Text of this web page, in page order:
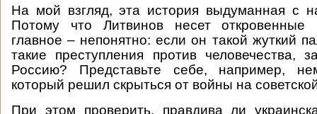
На мой взгляд, эта история выдуманная с
Потому что Литвинов несет
главное – непонятно: если он такой жуткий
такие преступления против человечества,
Россию? Представьте себе, например,
который решил скрыться от войны на
При этом проверить, правдива ли